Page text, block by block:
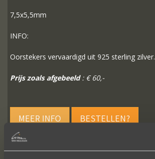
7,5x5,5mm
INFO:
Oorstekers vervaardigd uit 925 sterling zilver.
Prijs zoals afgebeeld: € 60,-
MEER INFO BESTELLEN?